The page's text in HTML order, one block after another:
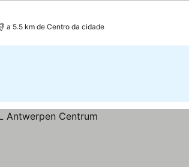
a 5.5 km de Centro da cidade